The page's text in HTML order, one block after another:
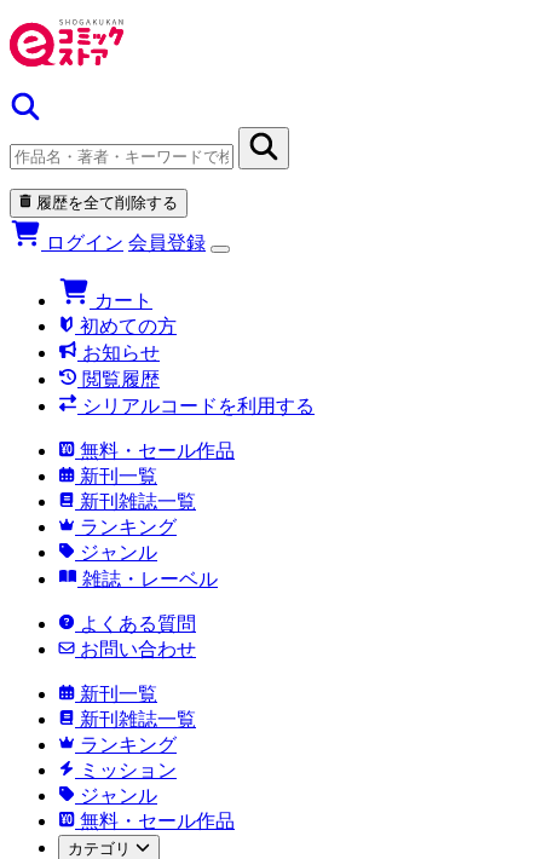
履歴を全て削除する
ログイン 会員登録
カート
初めての方
お知らせ
閲覧履歴
シリアルコードを利用する
無料・セール作品
新刊一覧
新刊雑誌一覧
ランキング
ジャンル
雑誌・レーベル
よくある質問
お問い合わせ
新刊一覧
新刊雑誌一覧
ランキング
ミッション
ジャンル
無料・セール作品
カテゴリ